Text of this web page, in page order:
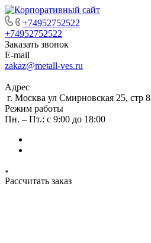
+74952752522
+74952752522
Заказать звонок
E-mail
zakaz@metall-ves.ru
Адрес
г. Москва ул Смирновская 25, стр 8
Режим работы
Пн. – Пт.: с 9:00 до 18:00
Рассчитать заказ